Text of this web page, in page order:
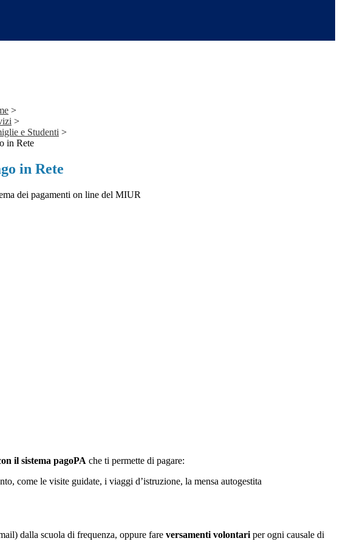
>
>
e Studenti >
in Rete
in Rete
dei pagamenti on line del MIUR
il sistema pagoPA che ti permette di pagare:
come le visite guidate, i viaggi d’istruzione, la mensa autogestita
dalla scuola di frequenza, oppure fare versamenti volontari per ogni causale di